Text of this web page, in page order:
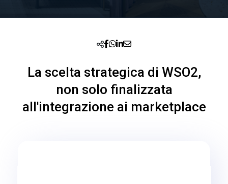
La scelta strategica di WSO2,
non solo finalizzata
all'integrazione ai marketplace